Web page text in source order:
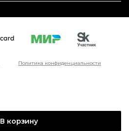
В корзину
Политика конфиденциальности